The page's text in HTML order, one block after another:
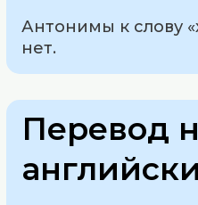
Антонимы к слову
нет.
Перевод